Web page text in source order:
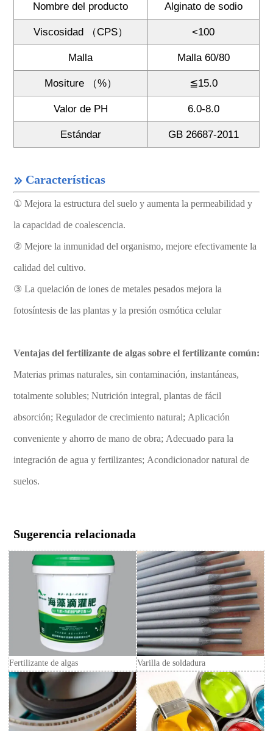
Nombre del producto Alginato de sodio
Viscosidad （CPS） <100
Malla Malla 60/80
Mositure （%） ≦15.0
Valor de PH 6.0-8.0
Estándar GB 26687-2011
 Características
① Mejora la estructura del suelo y aumenta la permeabilidad y
la capacidad de coalescencia.
② Mejore la inmunidad del organismo, mejore efectivamente la
calidad del cultivo.
③ La quelación de iones de metales pesados mejora la
fotosíntesis de las plantas y la presión osmótica celular
Ventajas del fertilizante de algas sobre el fertilizante común:
Materias primas naturales, sin contaminación, instantáneas,
totalmente solubles; Nutrición integral, plantas de fácil
absorción; Regulador de crecimiento natural; Aplicación
conveniente y ahorro de mano de obra; Adecuado para la
integración de agua y fertilizantes; Acondicionador natural de
suelos.
Sugerencia relacionada
Fertilizante de algas Varilla de soldadura